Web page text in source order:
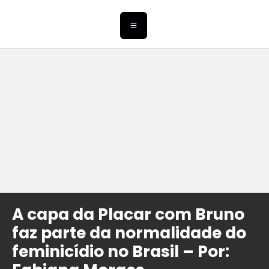
A capa da Placar com Bruno
faz parte da normalidade do
feminicídio no Brasil – Por: